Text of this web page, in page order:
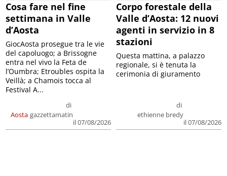
Cosa fare nel fine
settimana in Valle
d’Aosta
Aosta
di
gazzettamatin
il 07/08/2026
GiocAosta prosegue tra le vie
del capoluogo; a Brissogne
entra nel vivo la Feta de
l’Oumbra; Etroubles ospita la
Veillà; a Chamois tocca al
Festival A...
Corpo forestale della
Valle d’Aosta: 12 nuovi
agenti in servizio in 8
stazioni
di
ethienne bredy
il 07/08/2026
Questa mattina, a palazzo
regionale, si è tenuta la
cerimonia di giuramento